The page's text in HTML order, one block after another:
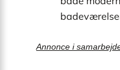
Annonce i